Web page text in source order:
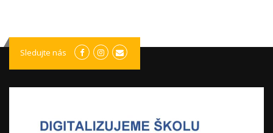
Sledujte nás